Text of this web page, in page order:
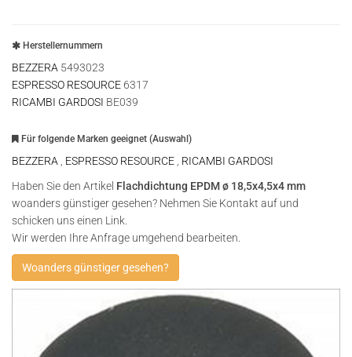
Herstellernummern
BEZZERA 5493023
ESPRESSO RESOURCE 6317
RICAMBI GARDOSI BE039
Für folgende Marken geeignet (Auswahl)
BEZZERA ESPRESSO RESOURCE
RICAMBI GARDOSI
Haben Sie den Artikel Flachdichtung EPDM ø 18,5x4,5x4 mm
woanders günstiger gesehen? Nehmen Sie Kontakt auf und
schicken uns einen Link.
Wir werden Ihre Anfrage umgehend bearbeiten.
Woanders günstiger gesehen?